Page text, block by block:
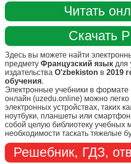
Читать
Скачать
Здесь вы можете найти
предмету Французский язык для
издательства O'zbekiston в 2019
обучения.
Электронные учебники в формате
онлайн (uzedu.online) можно легко
электронных устройствах, таких
ноутбуки, планшеты или
собой целую библиотеку учебных
необходимости таскать тяжелые
Решебник, ГДЗ,